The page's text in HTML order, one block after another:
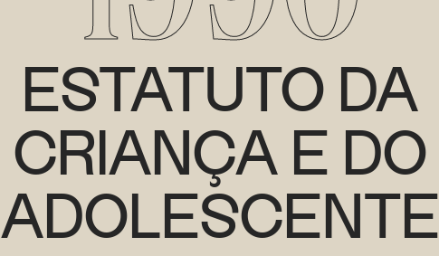
ESTATUTO DA
CRIANÇA E DO
ADOLESCENTE